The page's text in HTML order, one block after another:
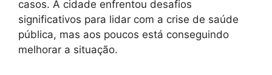
casos. A cidade enfrentou desafios
significativos para lidar com a crise de saúde
pública, mas aos poucos está conseguindo
melhorar a situação.